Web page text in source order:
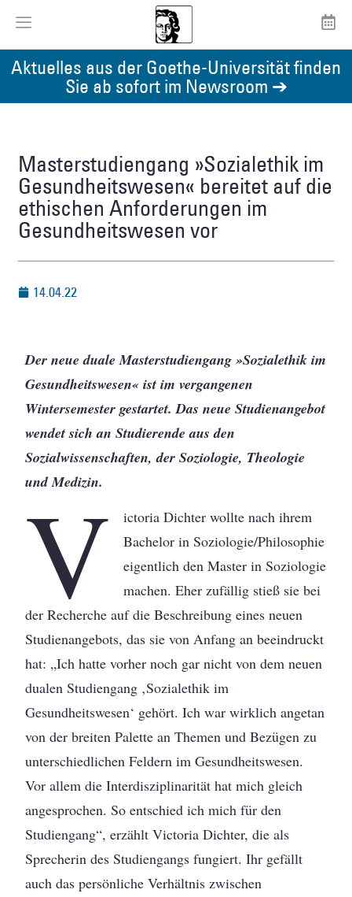
Aktuelles aus der Goethe-Universität finden
Sie ab sofort im Newsroom ➔
Masterstudiengang »Sozialethik im
Gesundheitswesen« bereitet auf die
ethischen Anforderungen im
Gesundheitswesen vor
14.04.22
Der neue duale Masterstudiengang »Sozialethik im
Gesundheitswesen« ist im vergangenen
Wintersemester gestartet. Das neue Studienangebot
wendet sich an Studierende aus den
Sozialwissenschaften, der Soziologie, Theologie
und Medizin.
V
ictoria Dichter wollte nach ihrem
Bachelor in Soziologie/Philosophie
eigentlich den Master in Soziologie
machen. Eher zufällig stieß sie bei
der Recherche auf die Beschreibung eines neuen
Studienangebots, das sie von Anfang an beeindruckt
hat: „Ich hatte vorher noch gar nicht von dem neuen
dualen Studiengang ‚Sozialethik im
Gesundheitswesen‘ gehört. Ich war wirklich angetan
von der breiten Palette an Themen und Bezügen zu
unterschiedlichen Feldern im Gesundheitswesen.
Vor allem die Interdisziplinarität hat mich gleich
angesprochen. So entschied ich mich für den
Studiengang“, erzählt Victoria Dichter, die als
Sprecherin des Studiengangs fungiert. Ihr gefällt
auch das persönliche Verhältnis zwischen